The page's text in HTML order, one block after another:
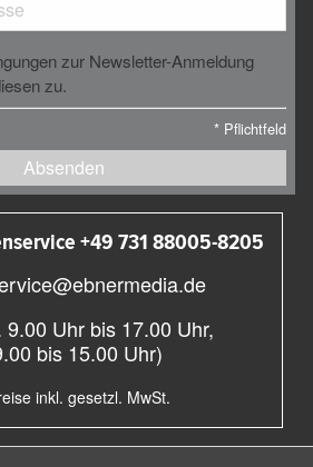
zur Newsletter-Anmeldung
zu.
* Pflichtfeld
Absenden
+49 731 88005-8205
9.00 Uhr bis 17.00 Uhr,
bis 15.00 Uhr)
inkl. gesetzl. MwSt.